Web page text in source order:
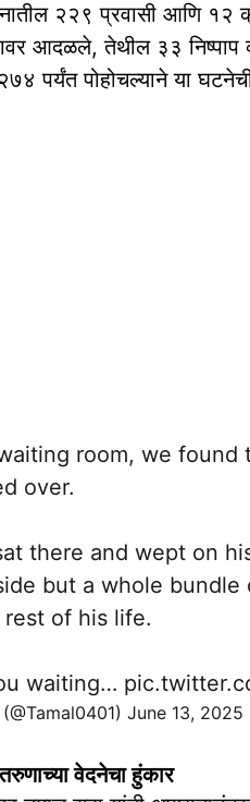
२२९ प्रवासी आणि १२
आदळले, तेथील ३३ निष्पाप
पर्यंत पोहोचल्याने या
room, we
over.
there and wept on
but a whole
of his life.
waiting…
June 13, 2025
वेदनेचा हुंकार